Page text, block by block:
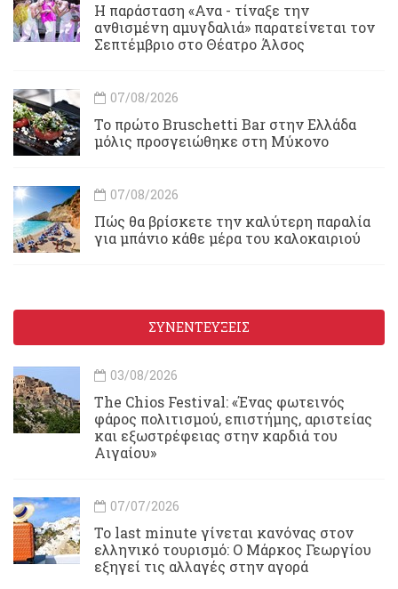
Η παράσταση «Ανα - τίναξε την
ανθισμένη αμυγδαλιά» παρατείνεται τον
Σεπτέμβριο στο Θέατρο Άλσος
07/08/2026
Το πρώτο Bruschetti Bar στην Ελλάδα
μόλις προσγειώθηκε στη Μύκονο
07/08/2026
Πώς θα βρίσκετε την καλύτερη παραλία
για μπάνιο κάθε μέρα του καλοκαιριού
ΣΥΝΕΝΤΕΥΞΕΙΣ
03/08/2026
Τhe Chios Festival: «Ένας φωτεινός
φάρος πολιτισμού, επιστήμης, αριστείας
και εξωστρέφειας στην καρδιά του
Αιγαίου»
07/07/2026
Το last minute γίνεται κανόνας στον
ελληνικό τουρισμό: Ο Μάρκος Γεωργίου
εξηγεί τις αλλαγές στην αγορά